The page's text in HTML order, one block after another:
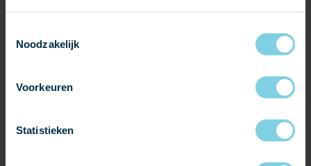
Noodzakelijk
Voorkeuren
Statistieken